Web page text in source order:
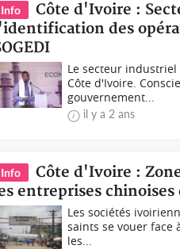
Info
Côte d'Ivoire :
des
Le secteur
Côte d'Ivoire.
gouvernement...
il y a 2 ans
Info
Côte d'Ivoire :
entreprises
Les sociétés
saints se vouer face
les...